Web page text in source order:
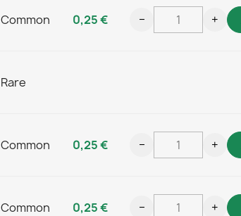
Common 0,25 € − +
Rare
Common 0,25 € − +
Common 0,25 € − +